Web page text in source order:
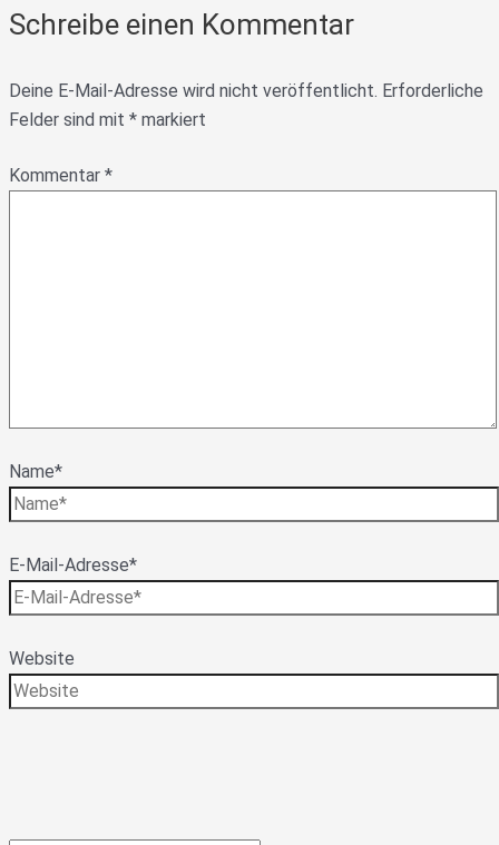
Schreibe einen Kommentar
Deine E-Mail-Adresse wird nicht veröffentlicht. Erforderliche
Felder sind mit * markiert
Kommentar *
Name*
E-Mail-Adresse*
Website